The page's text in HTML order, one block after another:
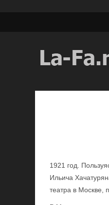
1921 год.
Ильича
театра в Москве,